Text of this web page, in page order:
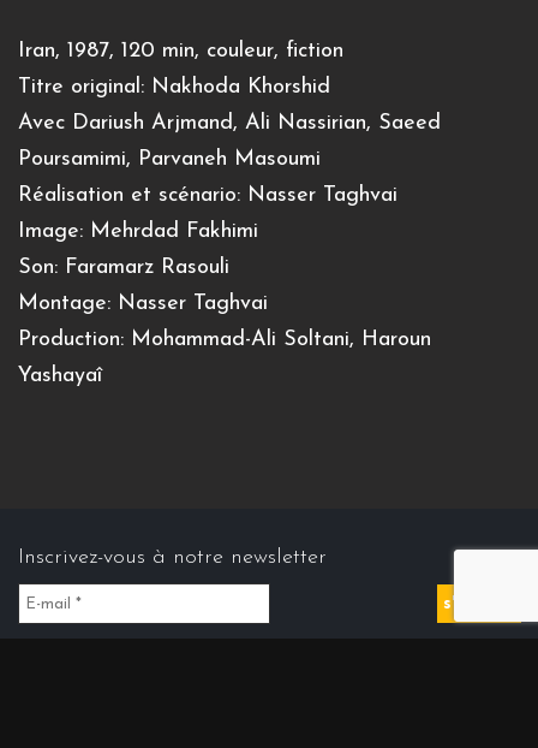
Iran, 1987, 120 min, couleur, fiction
Titre original: Nakhoda Khorshid
Avec Dariush Arjmand, Ali Nassirian, Saeed
Poursamimi, Parvaneh Masoumi
Réalisation et scénario: Nasser Taghvai
Image: Mehrdad Fakhimi
Son: Faramarz Rasouli
Montage: Nasser Taghvai
Production: Mohammad-Ali Soltani, Haroun
Yashayaî
Inscrivez-vous à notre newsletter